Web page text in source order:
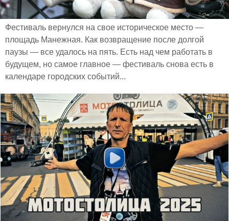
Фестиваль вернулся на свое историческое место —
площадь Манежная. Как возвращение после долгой
паузы — все удалось на пять. Есть над чем работать в
будущем, но самое главное — фестиваль снова есть в
календаре городских событий...